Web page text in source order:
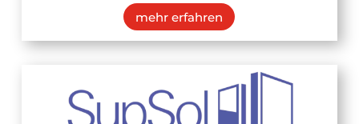
mehr erfahren